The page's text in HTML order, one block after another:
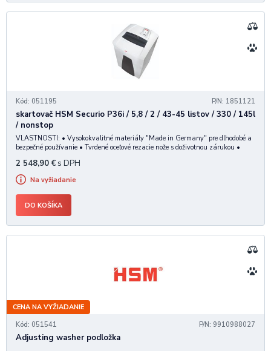
Kód: 051195 P/N: 1851121
skartovač HSM Securio P36i / 5,8 / 2 / 43-45 listov / 330 / 145l
/ nonstop
VLASTNOSTI: • Vysokokvalitné materiály "Made in Germany" pre dlhodobé a
bezpečné používanie • Tvrdené oceľové rezacie nože s doživotnou zárukou •
hlučnosť v kancelárii • Nízk
2 548,90 € s DPH
Na vyžiadanie
DO KOŠÍKA
CENA NA VYŽIADANIE
Kód: 051541
P/N: 9910988027
Adjusting washer podložka